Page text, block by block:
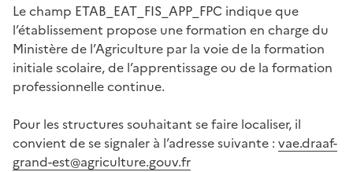
Le champ ETAB_EAT_FIS_APP_FPC indique que
l’établissement propose une formation en charge du
Ministère de l’Agriculture par la voie de la formation
initiale scolaire, de l’apprentissage ou de la formation
professionnelle continue.
Pour les structures souhaitant se faire localiser, il
convient de se signaler à l’adresse suivante : vae.draaf-
grand-est@agriculture.gouv.fr